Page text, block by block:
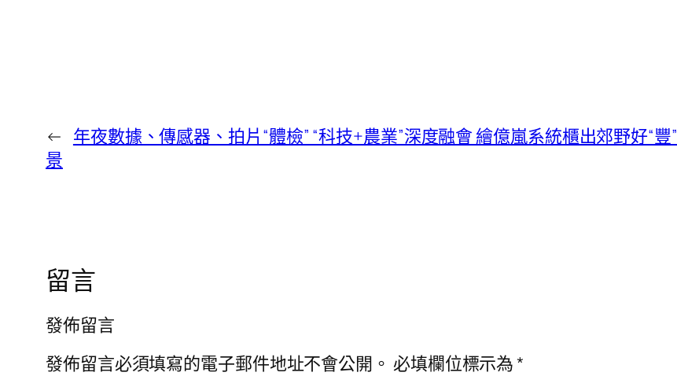
← 年夜數據、傳感器、拍片“體檢” “科技+農業”深度融會 繪億嵐系統櫃出郊野好“豐”
景
留言
發佈留言
發佈留言必須填寫的電子郵件地址不會公開。 必填欄位標示為*